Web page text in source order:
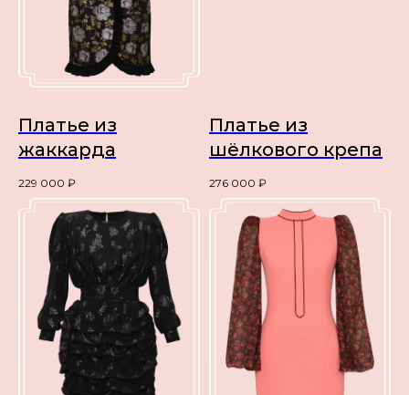
Платье из
жаккарда
229 000 ₽
Платье из
шёлкового крепа
276 000 ₽